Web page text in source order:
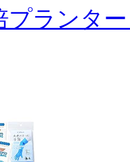
プランタ